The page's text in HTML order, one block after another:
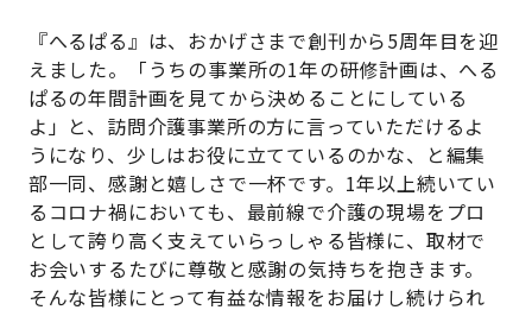
『へるぱる』は、おかげさまで創刊から5周年目を迎
えました。「うちの事業所の1年の研修計画は、へる
ぱるの年間計画を見てから決めることにしている
よ」と、訪問介護事業所の方に言っていただけるよ
うになり、少しはお役に立てているのかな、と編集
部一同、感謝と嬉しさで一杯です。1年以上続いてい
るコロナ禍においても、最前線で介護の現場をプロ
として誇り高く支えていらっしゃる皆様に、取材で
お会いするたびに尊敬と感謝の気持ちを抱きます。
そんな皆様にとって有益な情報をお届けし続けられ